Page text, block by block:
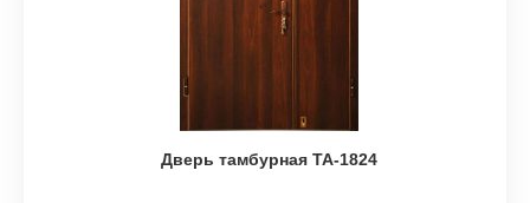
Дверь тамбурная ТА-1824